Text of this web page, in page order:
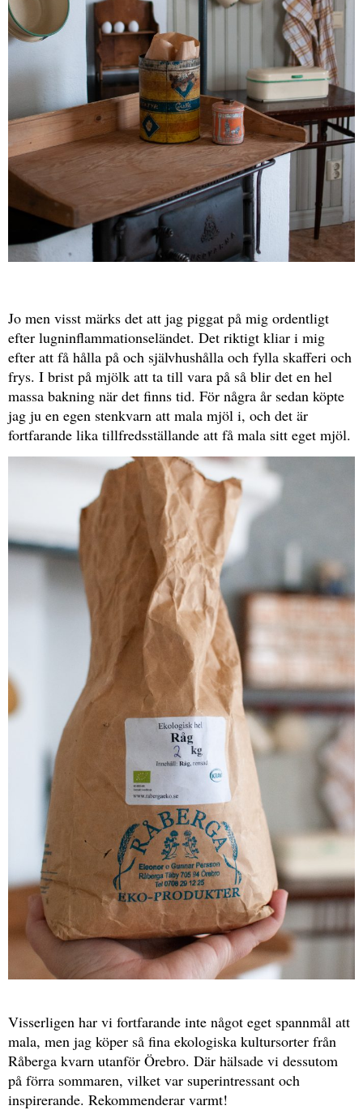
Jo men visst märks det att jag piggat på mig ordentligt
efter lugninflammationseländet. Det riktigt kliar i mig
efter att få hålla på och självhushålla och fylla skafferi och
frys. I brist på mjölk att ta till vara på så blir det en hel
massa bakning när det finns tid. För några år sedan köpte
jag ju en egen stenkvarn att mala mjöl i, och det är
fortfarande lika tillfredsställande att få mala sitt eget mjöl.
Visserligen har vi fortfarande inte något eget spannmål att
mala, men jag köper så fina ekologiska kultursorter från
Råberga kvarn utanför Örebro. Där hälsade vi dessutom
på förra sommaren, vilket var superintressant och
inspirerande. Rekommenderar varmt!